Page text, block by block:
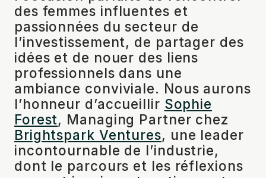
des femmes influentes et
passionnées du secteur de
l’investissement, de partager des
idées et de nouer des liens
professionnels dans une
ambiance conviviale. Nous aurons
l’honneur d’accueillir Sophie
Forest, Managing Partner chez
Brightspark Ventures, une leader
incontournable de l’industrie,
dont le parcours et les réflexions